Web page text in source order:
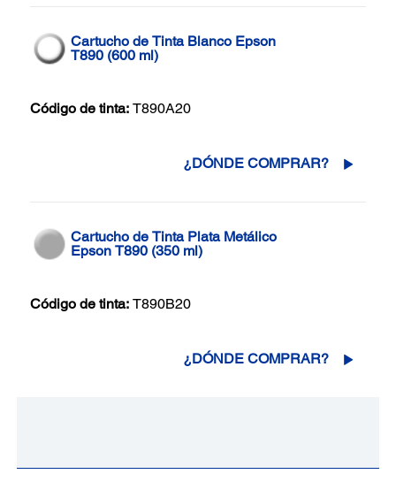
Cartucho de Tinta Blanco Epson
T890 (600 ml)
Código de tinta: T890A20
¿DÓNDE COMPRAR?
Cartucho de Tinta Plata Metálico
Epson T890 (350 ml)
Código de tinta: T890B20
¿DÓNDE COMPRAR?